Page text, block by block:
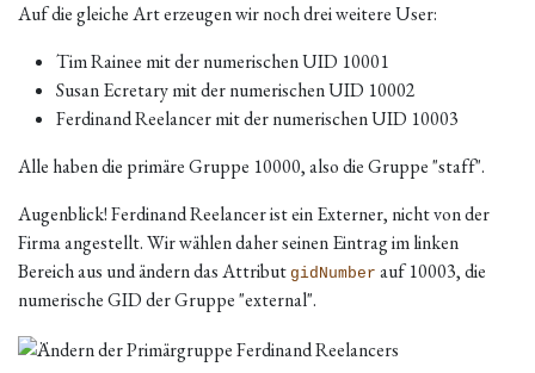
Auf die gleiche Art erzeugen wir noch drei weitere User:
Tim Rainee mit der numerischen UID 10001
Susan Ecretary mit der numerischen UID 10002
Ferdinand Reelancer mit der numerischen UID 10003
Alle haben die primäre Gruppe 10000, also die Gruppe "staff".
Augenblick! Ferdinand Reelancer ist ein Externer, nicht von der
Firma angestellt. Wir wählen daher seinen Eintrag im linken
Bereich aus und ändern das Attribut gidNumber auf 10003, die
numerische GID der Gruppe "external".